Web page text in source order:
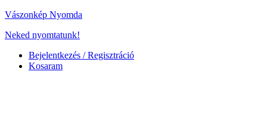
Vászonkép Nyomda
Neked nyomtatunk!
Bejelentkezés / Regisztráció
Kosaram